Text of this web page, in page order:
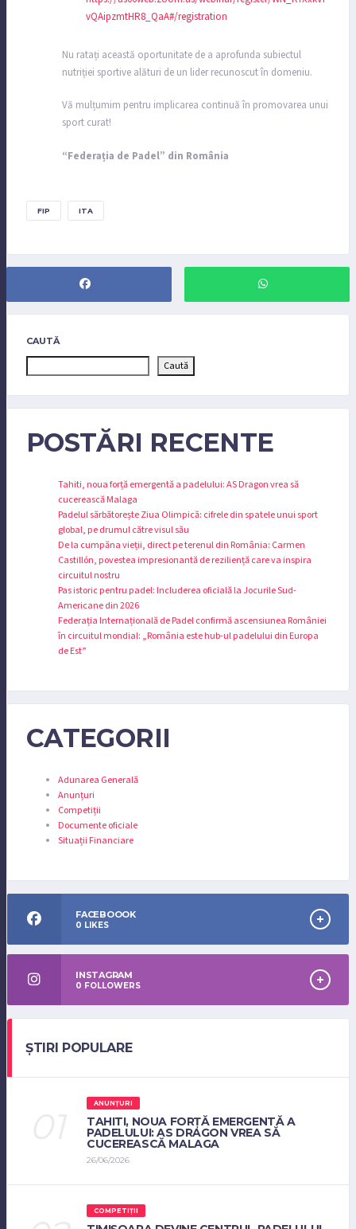
vQAipzmtHR8_QaA#/registration
Nu ratați această oportunitate de a aprofunda subiectul
nutriției sportive alături de un lider recunoscut în domeniu.
Vă mulțumim pentru implicarea continuă în promovarea unui
sport curat!
“Federația de Padel” din România
FIP ITA
CAUTĂ
Caută
POSTĂRI RECENTE
Tahiti, noua forță emergentă a padelului: AS Dragon vrea să
cucerească Malaga
Padelul sărbătorește Ziua Olimpică: cifrele din spatele unui sport
global, pe drumul către visul său
De la cumpăna vieții, direct pe terenul din România: Carmen
Castillón, povestea impresionantă de reziliență care va inspira
circuitul nostru
Pas istoric pentru padel: Includerea oficială la Jocurile Sud-
Americane din 2026
Federația Internațională de Padel confirmă ascensiunea României
în circuitul mondial: „România este hub-ul padelului din Europa
de Est”
CATEGORII
Adunarea Generală
Anunțuri
Competiții
Documente oficiale
Situații Financiare
FACEBOOOK
0 LIKES
INSTAGRAM
0 FOLLOWERS
ȘTIRI POPULARE
ANUNȚURI
TAHITI, NOUA FORȚĂ EMERGENTĂ A
PADELULUI: AS DRAGON VREA SĂ
CUCEREASCĂ MALAGA
26/06/2026
COMPETIȚII